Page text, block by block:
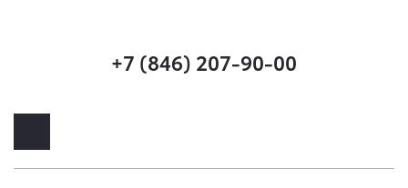
+7 (846) 207-90-00